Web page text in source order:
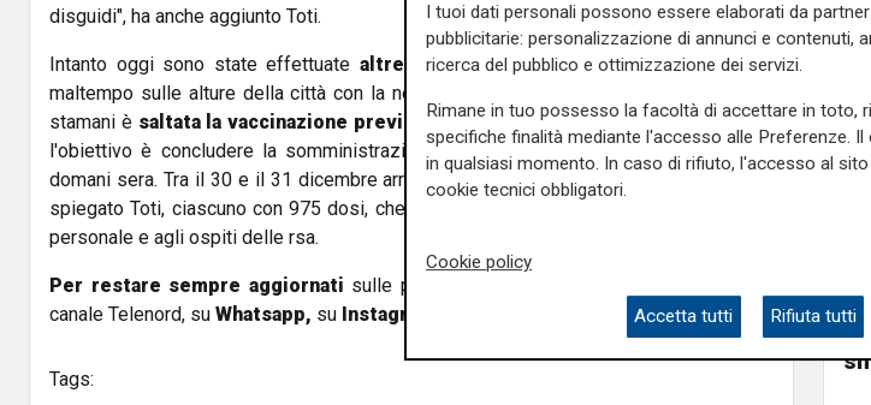
disguidi", ha anche aggiunto Toti.
Intanto oggi sono state effettuate altre 80 vaccinazioni a Genova. A causa del
maltempo sulle alture della città con la neve che ha reso impraticabili alcune strade
stamani è saltata la vaccinazione prevista nella rsa genovese Villa Costanza, e
l'obiettivo è concludere la somministrazione del primo stock da 320 vaccini entro
domani sera. Tra il 30 e il 31 dicembre arriverà il secondo stock da 16 'pizza box', ha
spiegato Toti, ciascuno con 975 dosi, che saranno inoculate al personale sanitario, al
personale e agli ospiti delle rsa.
Per restare sempre aggiornati sulle principali notizie sulla Liguria seguiteci sul
canale Telenord, su Whatsapp, su Instagram Facebook.
Tags:
I tuoi dati personali possono essere elaborati da
pubblicitarie: personalizzazione di annunci e contenuti,
ricerca del pubblico e ottimizzazione dei servizi.
Rimane in tuo possesso la facoltà di accettare in toto,
specifiche finalità mediante l'accesso alle Preferenze.
in qualsiasi momento. In caso di rifiuto, l'accesso al
cookie tecnici obbligatori.
Cookie policy
Accetta tutti Rifiuta tutti